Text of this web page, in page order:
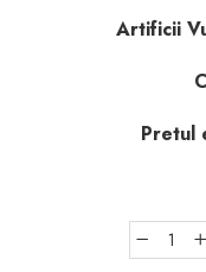
Artificii
Pretul